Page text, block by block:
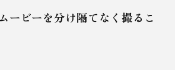
ービーを分け隔てなく撮るこ